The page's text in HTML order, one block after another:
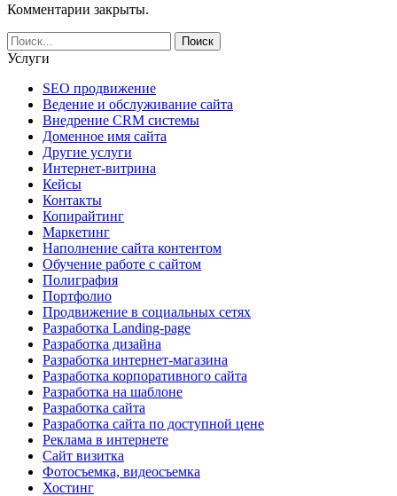
Комментарии закрыты.
Услуги
SEO продвижение
Ведение и обслуживание сайта
Внедрение CRM системы
Доменное имя сайта
Другие услуги
Интернет-витрина
Кейсы
Контакты
Копирайтинг
Маркетинг
Наполнение сайта контентом
Обучение работе с сайтом
Полиграфия
Портфолио
Продвижение в социальных сетях
Разработка Landing-page
Разработка дизайна
Разработка интернет-магазина
Разработка корпоративного сайта
Разработка на шаблоне
Разработка сайта
Разработка сайта по доступной цене
Реклама в интернете
Сайт визитка
Фотосъемка, видеосъемка
Хостинг